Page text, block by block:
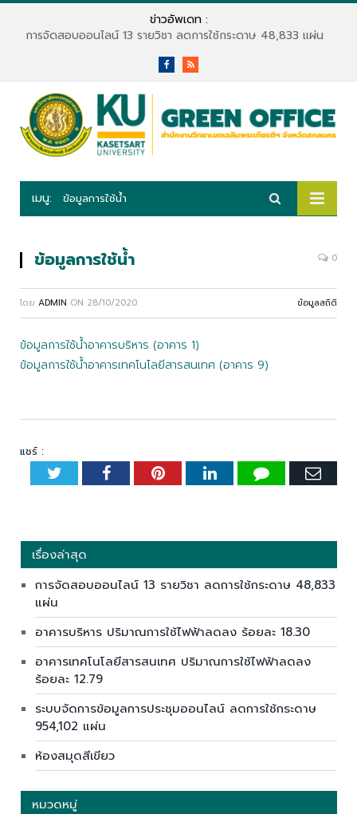
ข่าวอัพเดท :
การจัดสอบออนไลน์ 13 รายวิชา ลดการใช้กระดาษ 48,833 แผ่น
FacebookRSS
เมนู: ข้อมูลการใช้น้ำ
ข้อมูลการใช้น้ำ 0
โดย ADMIN ON 28/10/2020 ข้อมูลสถิติ
ข้อมูลการใช้น้ำอาคารบริหาร (อาคาร 1)
ข้อมูลการใช้น้ำอาคารเทคโนโลยีสารสนเทศ (อาคาร 9)
แชร์ :
TwitterFacebookPinterestLinkedInTumblr
เรื่องล่าสุด
การจัดสอบออนไลน์ 13 รายวิชา ลดการใช้กระดาษ 48,833
แผ่น
อาคารบริหาร ปริมาณการใช้ไฟฟ้าลดลง ร้อยละ 18.30
อาคารเทคโนโลยีสารสนเทศ ปริมาณการใช้ไฟฟ้าลดลง
ร้อยละ 12.79
ระบบจัดการข้อมูลการประชุมออนไลน์ ลดการใช้กระดาษ
954,102 แผ่น
ห้องสมุดสีเขียว
หมวดหมู่